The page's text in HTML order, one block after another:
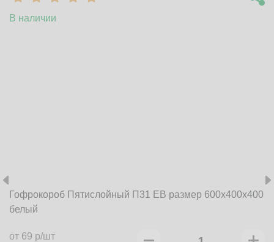
В наличии
Гофрокороб Пятислойный П31 EB размер 600x400x400
белый
от 69 р/шт